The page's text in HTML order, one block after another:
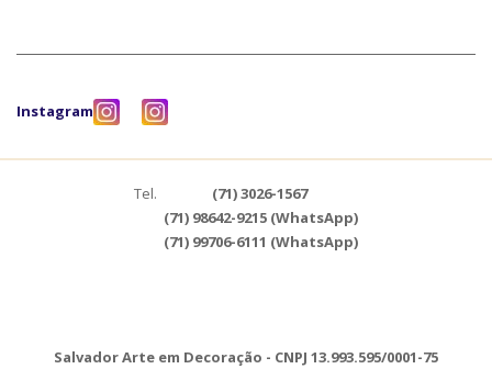
Instagram
Tel.
(71) 3026-1567
(71) 98642-9215 (WhatsApp)
(71) 99706-6111 (WhatsApp)
Salvador Arte em Decoração - CNPJ 13.993.595/0001-75